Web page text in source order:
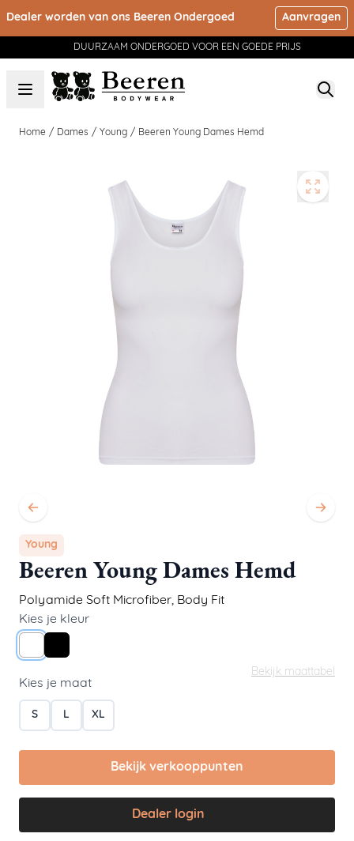
Dealer worden van ons Beeren Ondergoed Aanvragen
DUURZAAM ONDERGOED VOOR EEN GOEDE PRIJS
Home / Dames / Young / Beeren Young Dames Hemd
Young
Beeren Young Dames Hemd
Polyamide Soft Microfiber, Body Fit
Kies je kleur
Bekijk maattabel
Kies je maat
S L XL
Bekijk verkooppunten
Dealer login